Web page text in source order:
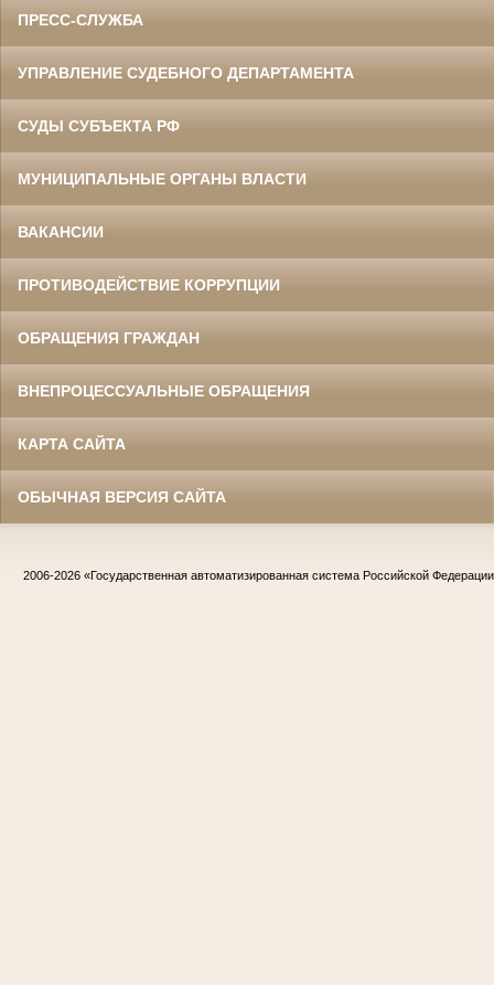
ПРЕСС-СЛУЖБА
УПРАВЛЕНИЕ СУДЕБНОГО ДЕПАРТАМЕНТА
СУДЫ СУБЪЕКТА РФ
МУНИЦИПАЛЬНЫЕ ОРГАНЫ ВЛАСТИ
ВАКАНСИИ
ПРОТИВОДЕЙСТВИЕ КОРРУПЦИИ
ОБРАЩЕНИЯ ГРАЖДАН
ВНЕПРОЦЕССУАЛЬНЫЕ ОБРАЩЕНИЯ
КАРТА САЙТА
ОБЫЧНАЯ ВЕРСИЯ САЙТА
2006-2026 «Государственная автоматизированная система Российской